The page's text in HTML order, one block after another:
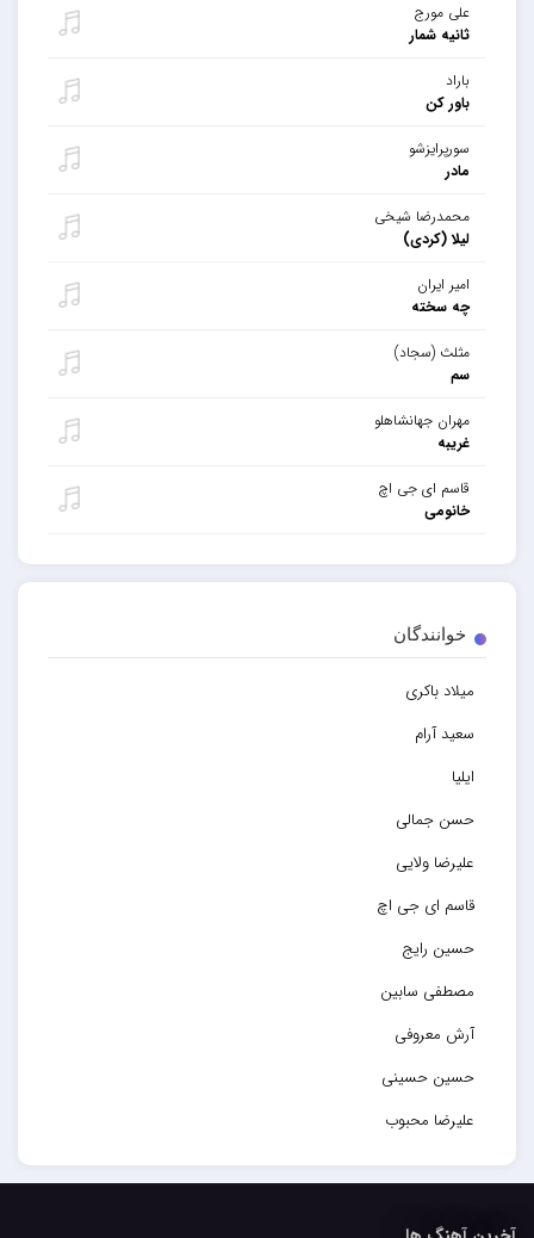
علی مورج
ثانیه شمار
باراد
باور کن
سورپرایزشو
مادر
محمدرضا شیخی
لیلا (کردی)
امیر ایران
چه سخته
مثلث (سجاد)
سم
مهران جهانشاهلو
غریبه
قاسم ای جی اچ
خانومی
خوانندگان
میلاد باکری
سعید آرام
ایلیا
حسن جمالی
علیرضا ولایی
قاسم ای جی اچ
حسین رایج
مصطفی سابین
آرش معروفی
حسین حسینی
علیرضا محبوب
حسین حصارکی